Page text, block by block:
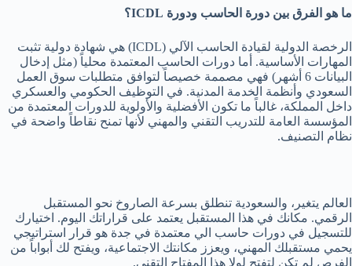
ما هو الفرق بين دورة الحاسب ودورة ICDL؟
الرخصة الدولية لقيادة الحاسب الآلي (ICDL) هي شهادة دولية تثبت
المهارات الأساسية. أما دورات الحاسب المعتمدة محلياً (مثل إدخال
البيانات 6 أشهر) فهي مصممة خصيصاً لتوافق متطلبات سوق العمل
السعودي وأنظمة الخدمة المدنية. في التوظيف الحكومي والعسكري
داخل المملكة، غالباً ما تكون الأفضلية والأولوية للدورات المعتمدة من
المؤسسة العامة للتدريب التقني والمهني لأنها تمنح نقاطاً واضحة في
نظام التصنيف.
العالم يتغير، والسعودية تنطلق بسرعة الصاروخ نحو المستقبل
الرقمي. مكانك في هذا المستقبل يعتمد على قراراتك اليوم. اختيارك
للتسجيل في دورات حاسب الي معتمدة في جدة هو قرار استراتيجي
يحمي مستقبلك المهني، ويعزز مكانتك الاجتماعية، ويفتح لك أبواباً من
الفرص لم تكن لتفتح لولا هذا المفتاح التقني.